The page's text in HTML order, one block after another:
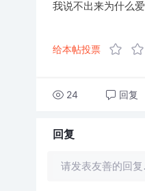
我说不出来为什么
给本帖投票
24 回复
回复
请发表友善的回